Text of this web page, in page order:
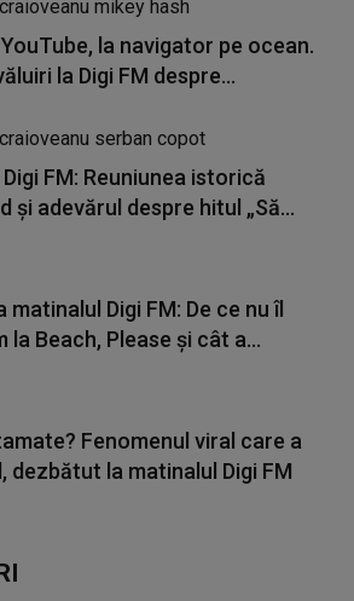
la navigator pe ocean.
la Digi FM despre...
FM: Reuniunea istorică
și adevărul despre hitul „Să...
matinalul Digi FM: De ce nu îl
la Beach, Please și cât a...
Fenomenul viral care a
dezbătut la matinalul Digi FM